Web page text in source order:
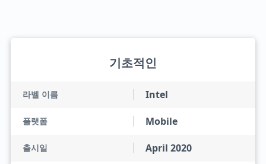
기초적인
라벨 이름 Intel
플랫폼 Mobile
출시일 April 2020